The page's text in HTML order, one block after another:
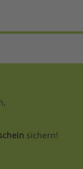
sichern!